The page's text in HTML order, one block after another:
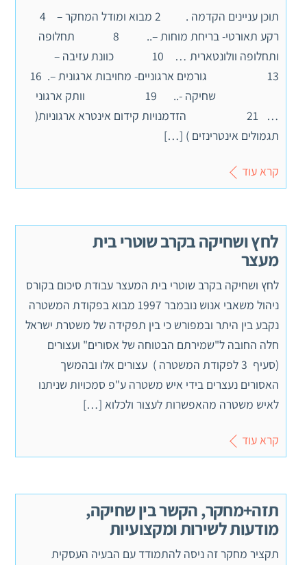
תוכן עניינים הקדמה . 2 מבוא ומודל המחקר – 4
רקע תאורטי- בריחת מוחות –.. 8 תחלופה
ותחלופה וולונטארית … 10 כוונת עזיבה –
13 גורמים ארגוניים- מחויבות ארגונית –. 16
שחיקה -.. 19 וותק ארגוני
… 21 הזדמנויות קידום אינטרא ארגוניות(
תגמולים אינטרינזים ) […]
קרא עוד
לחץ ושחיקה בקרב שוטרי בית
מעצר
לחץ ושחיקה בקרב שוטרי בית המעצר עבודת סיכום בקורס
ניהול משאבי אנוש נובמבר 1997 מבוא בפקודת המשטרה
נקבע בין היתר ובמפורש כי בין תפקידה של משטרת ישראל
חלה החובה ל"שמירתם הבטוחה של אסורים" ועצורים
(סעיף 3 לפקודת המשטרה ) עצורים אלו ובהמשך
האסורים נעצרים בידי איש משטרה ע"פ סמכויות שניתנו
לאיש משטרה מהאפשרות לעצור ולכלוא […]
קרא עוד
תזה+מחקר, הקשר בין שחיקה,
מודעות לשירות ומקצועיות
תקציר מחקר זה ניסה להתמודד עם הבעיה העסקית